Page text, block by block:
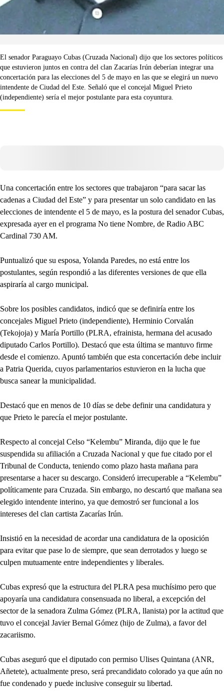
El senador Paraguayo Cubas (Cruzada Nacional) dijo que los sectores políticos
que estuvieron juntos en contra del clan Zacarías Irún deberían integrar una
concertación para las elecciones del 5 de mayo en las que se elegirá un nuevo
intendente de Ciudad del Este. Señaló que el concejal Miguel Prieto
(independiente) sería el mejor postulante para esta coyuntura.
Una concertación entre los sectores que trabajaron “para sacar las
cadenas a Ciudad del Este” y para presentar un solo candidato en las
elecciones de intendente el 5 de mayo, es la postura del senador Cubas,
expresada ayer en el programa No tiene Nombre, de Radio ABC
Cardinal 730 AM.
Puntualizó que su esposa, Yolanda Paredes, no está entre los
postulantes, según respondió a las diferentes versiones de que ella
aspiraría al cargo municipal.
Sobre los posibles candidatos, indicó que se definiría entre los
concejales Miguel Prieto (independiente), Herminio Corvalán
(Tekojoja) y María Portillo (PLRA, efrainista, hermana del acusado
diputado Carlos Portillo). Destacó que esta última se mantuvo firme
desde el comienzo. Apuntó también que esta concertación debe incluir
a Patria Querida, cuyos parlamentarios estuvieron en la lucha que
busca sanear la municipalidad.
Destacó que en menos de 10 días se debe definir una candidatura y
que Prieto le parecía el mejor postulante.
Respecto al concejal Celso “Kelembu” Miranda, dijo que le fue
suspendida su afiliación a Cruzada Nacional y que fue citado por el
Tribunal de Conducta, teniendo como plazo hasta mañana para
presentarse a hacer su descargo. Consideró irrecuperable a “Kelembu”
políticamente para Cruzada. Sin embargo, no descartó que mañana sea
elegido intendente interino, ya que demostró ser funcional a los
intereses del clan cartista Zacarías Irún.
Insistió en la necesidad de acordar una candidatura de la oposición
para evitar que pase lo de siempre, que sean derrotados y luego se
culpen mutuamente entre independientes y liberales.
Cubas expresó que la estructura del PLRA pesa muchísimo pero que
apoyaría una candidatura consensuada no liberal, a excepción del
sector de la senadora Zulma Gómez (PLRA, llanista) por la actitud que
tuvo el concejal Javier Bernal Gómez (hijo de Zulma), a favor del
zacariismo.
Cubas aseguró que el diputado con permiso Ulises Quintana (ANR,
Añetete), actualmente preso, será precandidato colorado ya que aún no
fue condenado y puede inclusive conseguir su libertad.